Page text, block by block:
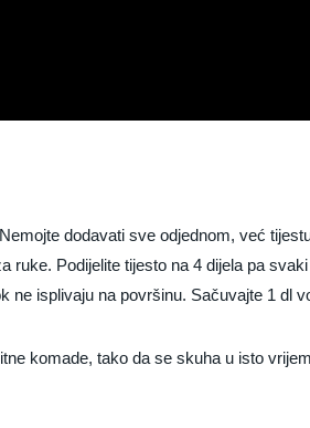
dodavati sve odjednom, već
ruke. Podijelite tijesto na 4 dijela pa
ne isplivaju na površinu. Sačuvajte 1 dl
komade, tako da se skuha u isto